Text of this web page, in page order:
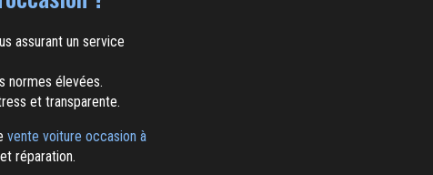
assurant un service
normes élevées.
et transparente.
vente voiture occasion à
réparation.